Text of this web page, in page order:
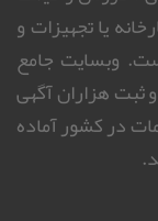
یا تجهیزات و
وبسایت جامع
بازدید روزانه و ثبت هزاران آگهی
در کشور آماده